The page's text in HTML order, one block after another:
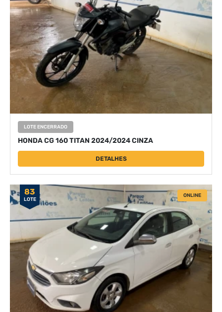
LOTE ENCERRADO
HONDA CG 160 TITAN 2024/2024 CINZA
DETALHES
83
LOTE
ONLINE